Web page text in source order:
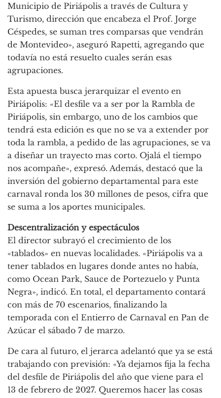
Municipio de Piriápolis a través de Cultura y
Turismo, dirección que encabeza el Prof. Jorge
Céspedes, se suman tres comparsas que vendrán
de Montevideo», aseguró Rapetti, agregando que
todavía no está resuelto cuales serán esas
agrupaciones.
Esta apuesta busca jerarquizar el evento en
Piriápolis: «El desfile va a ser por la Rambla de
Piriápolis, sin embargo, uno de los cambios que
tendrá esta edición es que no se va a extender por
toda la rambla, a pedido de las agrupaciones, se va
a diseñar un trayecto mas corto. Ojalá el tiempo
nos acompañe», expresó. Además, destacó que la
inversión del gobierno departamental para este
carnaval ronda los 30 millones de pesos, cifra que
se suma a los aportes municipales.
Descentralización y espectáculos
El director subrayó el crecimiento de los
«tablados» en nuevas localidades. «Piriápolis va a
tener tablados en lugares donde antes no había,
como Ocean Park, Sauce de Portezuelo y Punta
Negra», indicó. En total, el departamento contará
con más de 70 escenarios, finalizando la
temporada con el Entierro de Carnaval en Pan de
Azúcar el sábado 7 de marzo.
De cara al futuro, el jerarca adelantó que ya se está
trabajando con previsión: «Ya dejamos fija la fecha
del desfile de Piriápolis del año que viene para el
13 de febrero de 2027. Queremos hacer las cosas